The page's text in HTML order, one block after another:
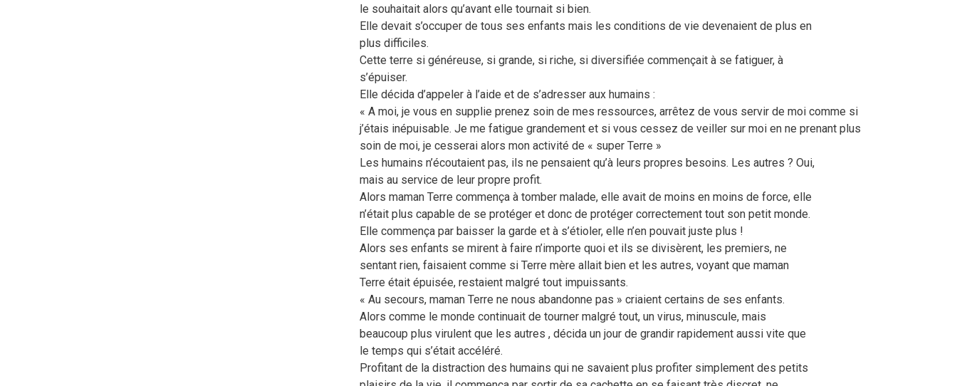
le souhaitait alors qu’avant elle tournait si bien.
Elle devait s’occuper de tous ses enfants mais les conditions de vie devenaient de plus en
plus difficiles.
Cette terre si généreuse, si grande, si riche, si diversifiée commençait à se fatiguer, à
s’épuiser.
Elle décida d’appeler à l’aide et de s’adresser aux humains :
« A moi, je vous en supplie prenez soin de mes ressources, arrêtez de vous servir de moi comme si
j’étais inépuisable. Je me fatigue grandement et si vous cessez de veiller sur moi en ne prenant plus
soin de moi, je cesserai alors mon activité de « super Terre »
Les humains n’écoutaient pas, ils ne pensaient qu’à leurs propres besoins. Les autres ? Oui,
mais au service de leur propre profit.
Alors maman Terre commença à tomber malade, elle avait de moins en moins de force, elle
n’était plus capable de se protéger et donc de protéger correctement tout son petit monde.
Elle commença par baisser la garde et à s’étioler, elle n’en pouvait juste plus !
Alors ses enfants se mirent à faire n’importe quoi et ils se divisèrent, les premiers, ne
sentant rien, faisaient comme si Terre mère allait bien et les autres, voyant que maman
Terre était épuisée, restaient malgré tout impuissants.
« Au secours, maman Terre ne nous abandonne pas » criaient certains de ses enfants.
Alors comme le monde continuait de tourner malgré tout, un virus, minuscule, mais
beaucoup plus virulent que les autres , décida un jour de grandir rapidement aussi vite que
le temps qui s’était accéléré.
Profitant de la distraction des humains qui ne savaient plus profiter simplement des petits